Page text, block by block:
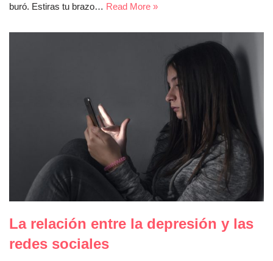
buró. Estiras tu brazo… Read More »
La relación entre la depresión y las
redes sociales